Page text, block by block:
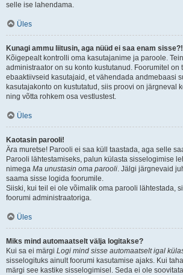
selle ise lahendama.
Üles
Kunagi ammu liitusin, aga nüüd ei saa enam sisse?!
Kõigepealt kontrolli oma kasutajanime ja paroole.
administraator on su konto kustutanud. Foorumitel on
ebaaktiivseid kasutajaid, et vähendada andmebaasi
kasutajakonto on kustutatud, siis proovi on järgneval
ning võtta rohkem osa vestlustest.
Üles
Kaotasin parooli!
Ära muretse! Parooli ei saa küll taastada, aga selle
Parooli lähtestamiseks, palun külasta sisselogimise
nimega Ma unustasin oma parooli. Jälgi järgnevaid
saama sisse logida foorumile.
Siiski, kui teil ei ole võimalik oma parooli lähtestada,
foorumi administraatoriga.
Üles
Miks mind automaatselt välja logitakse?
Kui sa ei märgi Logi mind sisse automaatselt igal
sisselogituks ainult foorumi kasutamise ajaks. Kui
märgi see kastike sisselogimisel. Seda ei ole